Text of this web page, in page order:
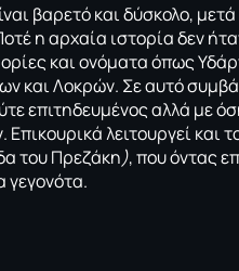
βαρετό και δύσκολο,
η αρχαία ιστορία δεν
και ονόματα όπως
και Λοκρών. Σε αυτό
επιτηδευμένος αλλά με
λειτουργεί και
του Πρεζάκη), που όντας
γεγονότα.